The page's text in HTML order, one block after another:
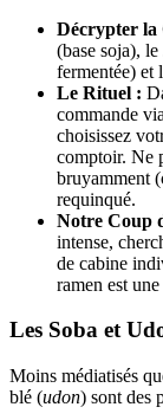
Décrypter la
(base soja), le
fermentée) et
Le Rituel :
commande
choisissez
comptoir. Ne
bruyamment
requinqué.
Notre Coup
intense,
de cabine
ramen est
Les Soba et
Moins médiatisés
blé (udon) sont des